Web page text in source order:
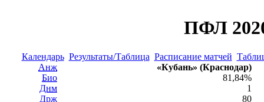
ПФЛ
Календарь Результаты/Таблица Расписание матчей
Анж
Био
Днм
Држ
«Кубань» (Краснодар)
81,84%
1
80